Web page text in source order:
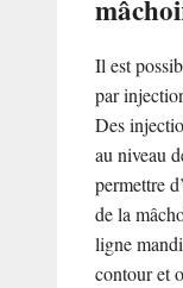
Il est
par
Des
au niveau
permettre
de la
ligne
contour et